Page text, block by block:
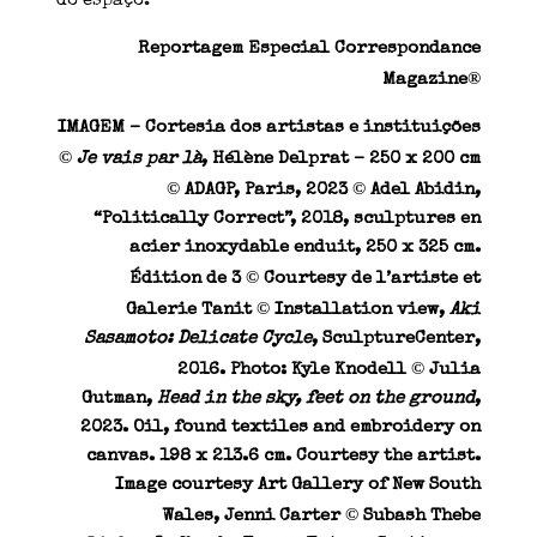
Reportagem Especial Correspondance
Magazine®
IMAGEM –Cortesia dos artistas e instituições
© Je vais par là, Hélène Delprat– 250 x 200 cm
©ADAGP, Paris, 2023 ©Adel Abidin,
“Politically Correct”, 2018, sculptures en
acier inoxydable enduit, 250 x 325 cm.
Édition de 3 ©Courtesy de l’artiste et
Galerie Tanit ©Installation view, Aki
Sasamoto: Delicate Cycle, SculptureCenter,
2016. Photo: Kyle Knodell ©Julia
Gutman, Head in the sky, feet on the ground,
2023. Oil, found textiles and embroidery on
canvas. 198 x 213.6 cm. Courtesy the artist.
Image courtesy Art Gallery of New South
Wales, Jenni Carter ©Subash Thebe